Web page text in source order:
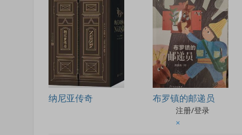
注册/登录
×
纳尼亚传奇 布罗镇的邮递员